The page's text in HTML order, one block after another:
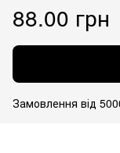
88.00 грн
Замовлення від